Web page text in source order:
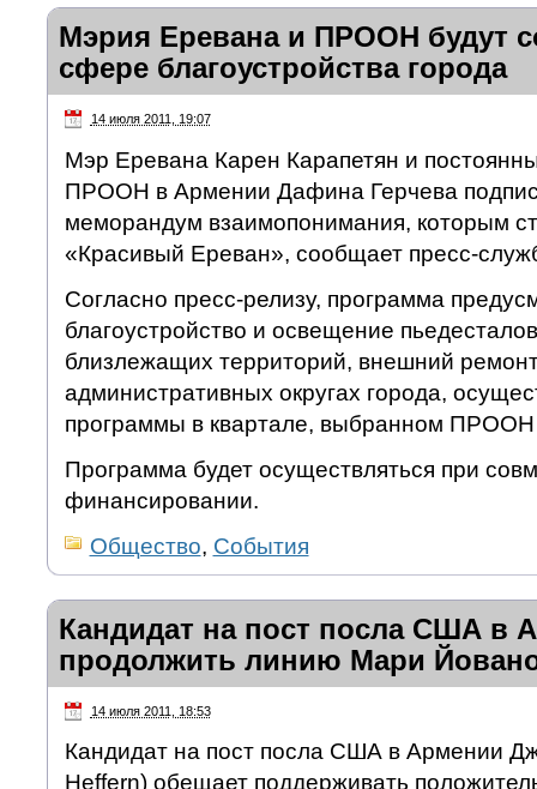
Мэрия Еревана и ПРООН будут
сфере благоустройства города
14 июля 2011, 19:07
Мэр Еревана Карен Карапетян и
ПРООН в Армении Дафина Герчева
меморандум взаимопонимания, которым
«Красивый Ереван», сообщает пресс-
Согласно пресс-релизу, программа
благоустройство и освещение
близлежащих территорий, внешний
административных округах города,
программы в квартале, выбранном
Программа будет осуществляться при
финансировании.
Общество, События
Кандидат на пост посла США в
продолжить линию Мари
14 июля 2011, 18:53
Кандидат на пост посла США в Армении
Heffern) обещает поддерживать